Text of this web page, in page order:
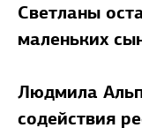
Светланы
маленьких
Людмила
содействия